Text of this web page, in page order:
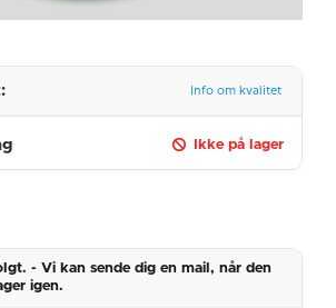
Info om kvalitet
Ikke på lager
- Vi kan sende dig en mail, når den
igen.